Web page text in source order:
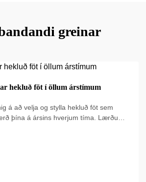
greinar
hekluð föt í öllum árstímum
á að velja og stylla hekluð föt sem
þína á ársins hverjum tíma. Lærðu
núna.